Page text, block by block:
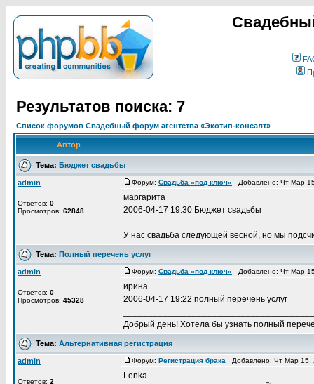
Результатов поиска: 7
Список форумов Свадебный форум агентства «Экотип-консалт»
Автор
Тема: Бюджет свадьбы
admin
Ответов: 0
Просмотров: 62848
Форум: Свадьба «под ключ» Добавлено: Чт Мар
маргарита
2006-04-17 19:30 Бюджет свадьбы
У нас свадьба следующей весной, но мы
Тема: Полный перечень услуг
admin
Ответов: 0
Просмотров: 45328
Форум: Свадьба «под ключ» Добавлено: Чт Мар
ирина
2006-04-17 19:22 полный перечень услуг
Добрый день! Хотела бы узнать полный
Тема: Альтернативная регистрация
admin
Ответов: 2
Форум: Регистрация брака Добавлено: Чт Мар
Lenka